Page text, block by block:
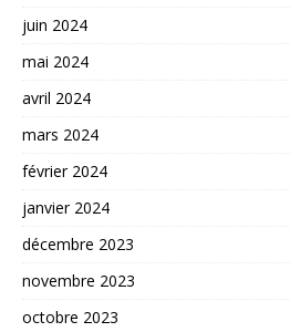
juin 2024
mai 2024
avril 2024
mars 2024
février 2024
janvier 2024
décembre 2023
novembre 2023
octobre 2023